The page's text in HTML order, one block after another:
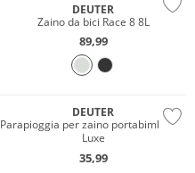
DEUTER
Zaino da bici Race 8 8L
89,99
DEUTER
Parapioggia per zaino portabimbo De
Luxe
35,99